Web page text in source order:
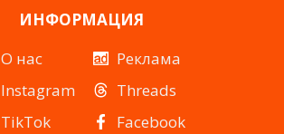
ИНФОРМАЦИЯ
О нас
Instagram
TikTok
Реклама
Threads
Facebook